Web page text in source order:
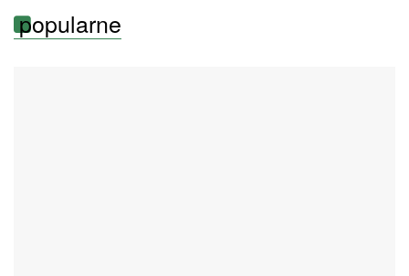
popularne